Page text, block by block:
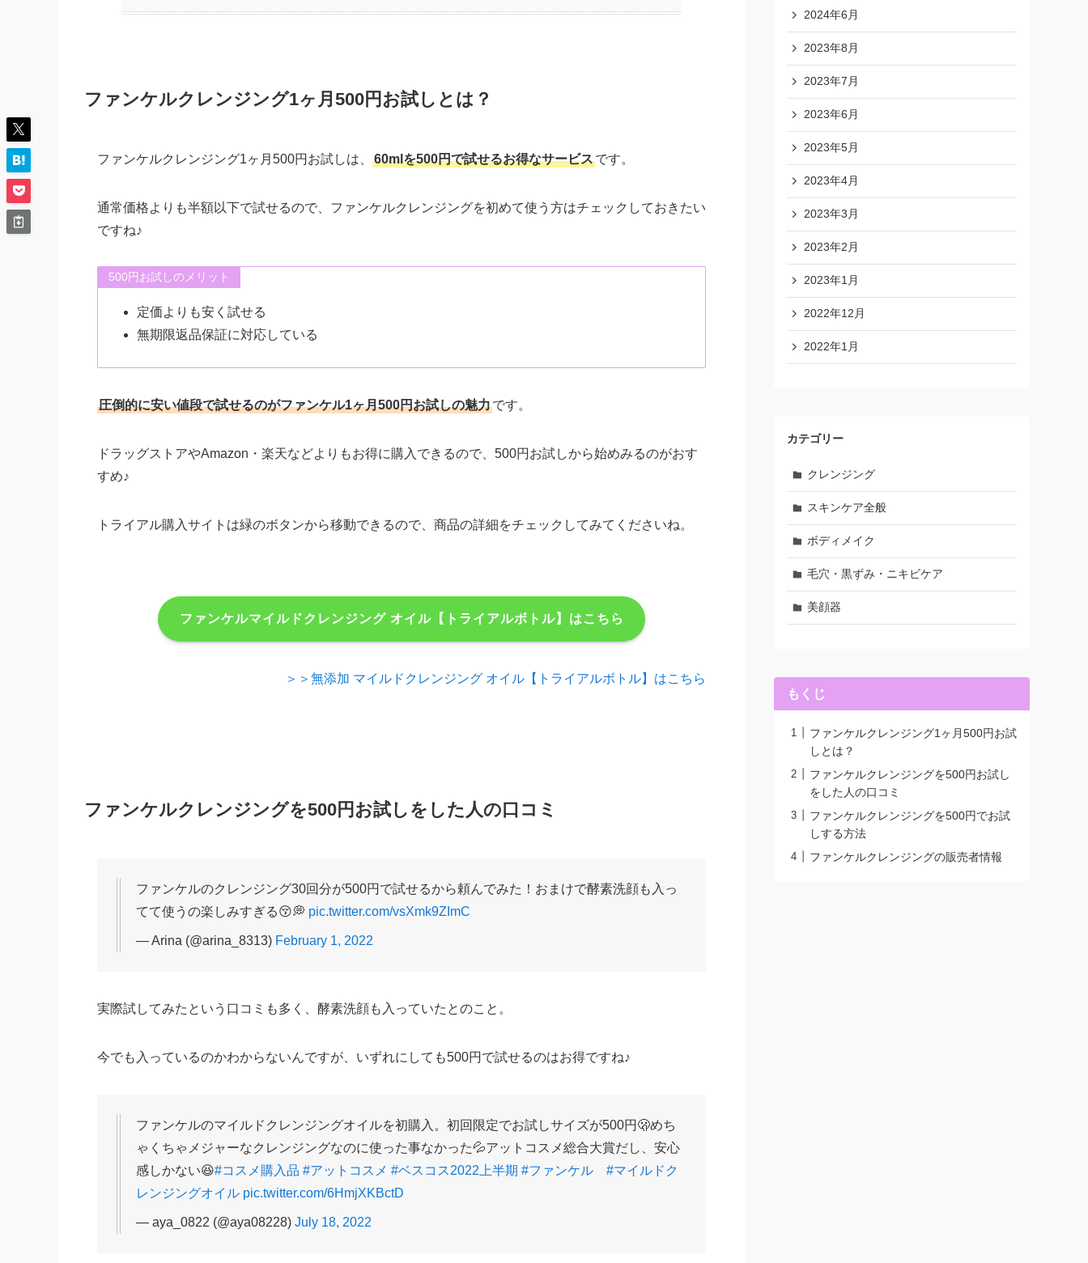
ファンケルクレンジング1ヶ月500円お試しとは？
ファンケルクレンジング1ヶ月500円お試しは、 60mlを500円で試せるお得なサービスです。
通常価格よりも半額以下で試せるので、ファンケルクレンジングを初めて使う方はチェックしておきたい
ですね♪
500円お試しのメリット
定価よりも安く試せる
無期限返品保証に対応している
圧倒的に安い値段で試せるのがファンケル1ヶ月500円お試しの魅力です。
ドラッグストアやAmazon・楽天などよりもお得に購入できるので、500円お試しから始めみるのがおす
すめ♪
トライアル購入サイトは緑のボタンから移動できるので、商品の詳細をチェックしてみてくださいね。
ファンケルマイルドクレンジング オイル【トライアルボトル】はこちら
＞＞無添加 マイルドクレンジング オイル【トライアルボトル】はこちら
ファンケルクレンジングを500円お試しをした人の口コミ
ファンケルのクレンジング30回分が500円で試せるから頼んでみた！おまけで酵素洗顔も入っ
てて使うの楽しみすぎる😚💭 pic.twitter.com/vsXmk9ZImC
— Arina (@arina_8313) February 1, 2022
実際試してみたという口コミも多く、酵素洗顔も入っていたとのこと。
今でも入っているのかわからないんですが、いずれにしても500円で試せるのはお得ですね♪
ファンケルのマイルドクレンジングオイルを初購入。初回限定でお試しサイズが500円🫢めち
ゃくちゃメジャーなクレンジングなのに使った事なかった💦アットコスメ総合大賞だし、安心
感しかない😆#コスメ購入品 #アットコスメ #ベスコス2022上半期 #ファンケル
#マイルドク
レンジングオイル pic.twitter.com/6HmjXKBctD
— aya_0822 (@aya08228) July 18, 2022
2024年6月
2023年8月
2023年7月
2023年6月
2023年5月
2023年4月
2023年3月
2023年2月
2023年1月
2022年12月
2022年1月
カテゴリー
クレンジング
スキンケア全般
ボディメイク
毛穴・黒ずみ・ニキビケア
美顔器
もくじ
ファンケルクレンジング1ヶ月500円お試
しとは？
ファンケルクレンジングを500円お試し
をした人の口コミ
ファンケルクレンジングを500円でお試
しする方法
ファンケルクレンジングの販売者情報